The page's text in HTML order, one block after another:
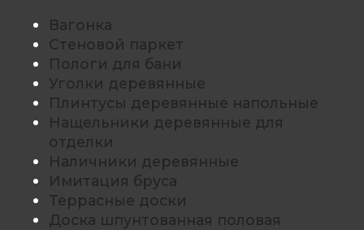
Вагонка
Стеновой паркет
Пологи для бани
Уголки деревянные
Плинтусы деревянные напольные
Нащельники деревянные для
отделки
Наличники деревянные
Имитация бруса
Террасные доски
Доска шпунтованная половая